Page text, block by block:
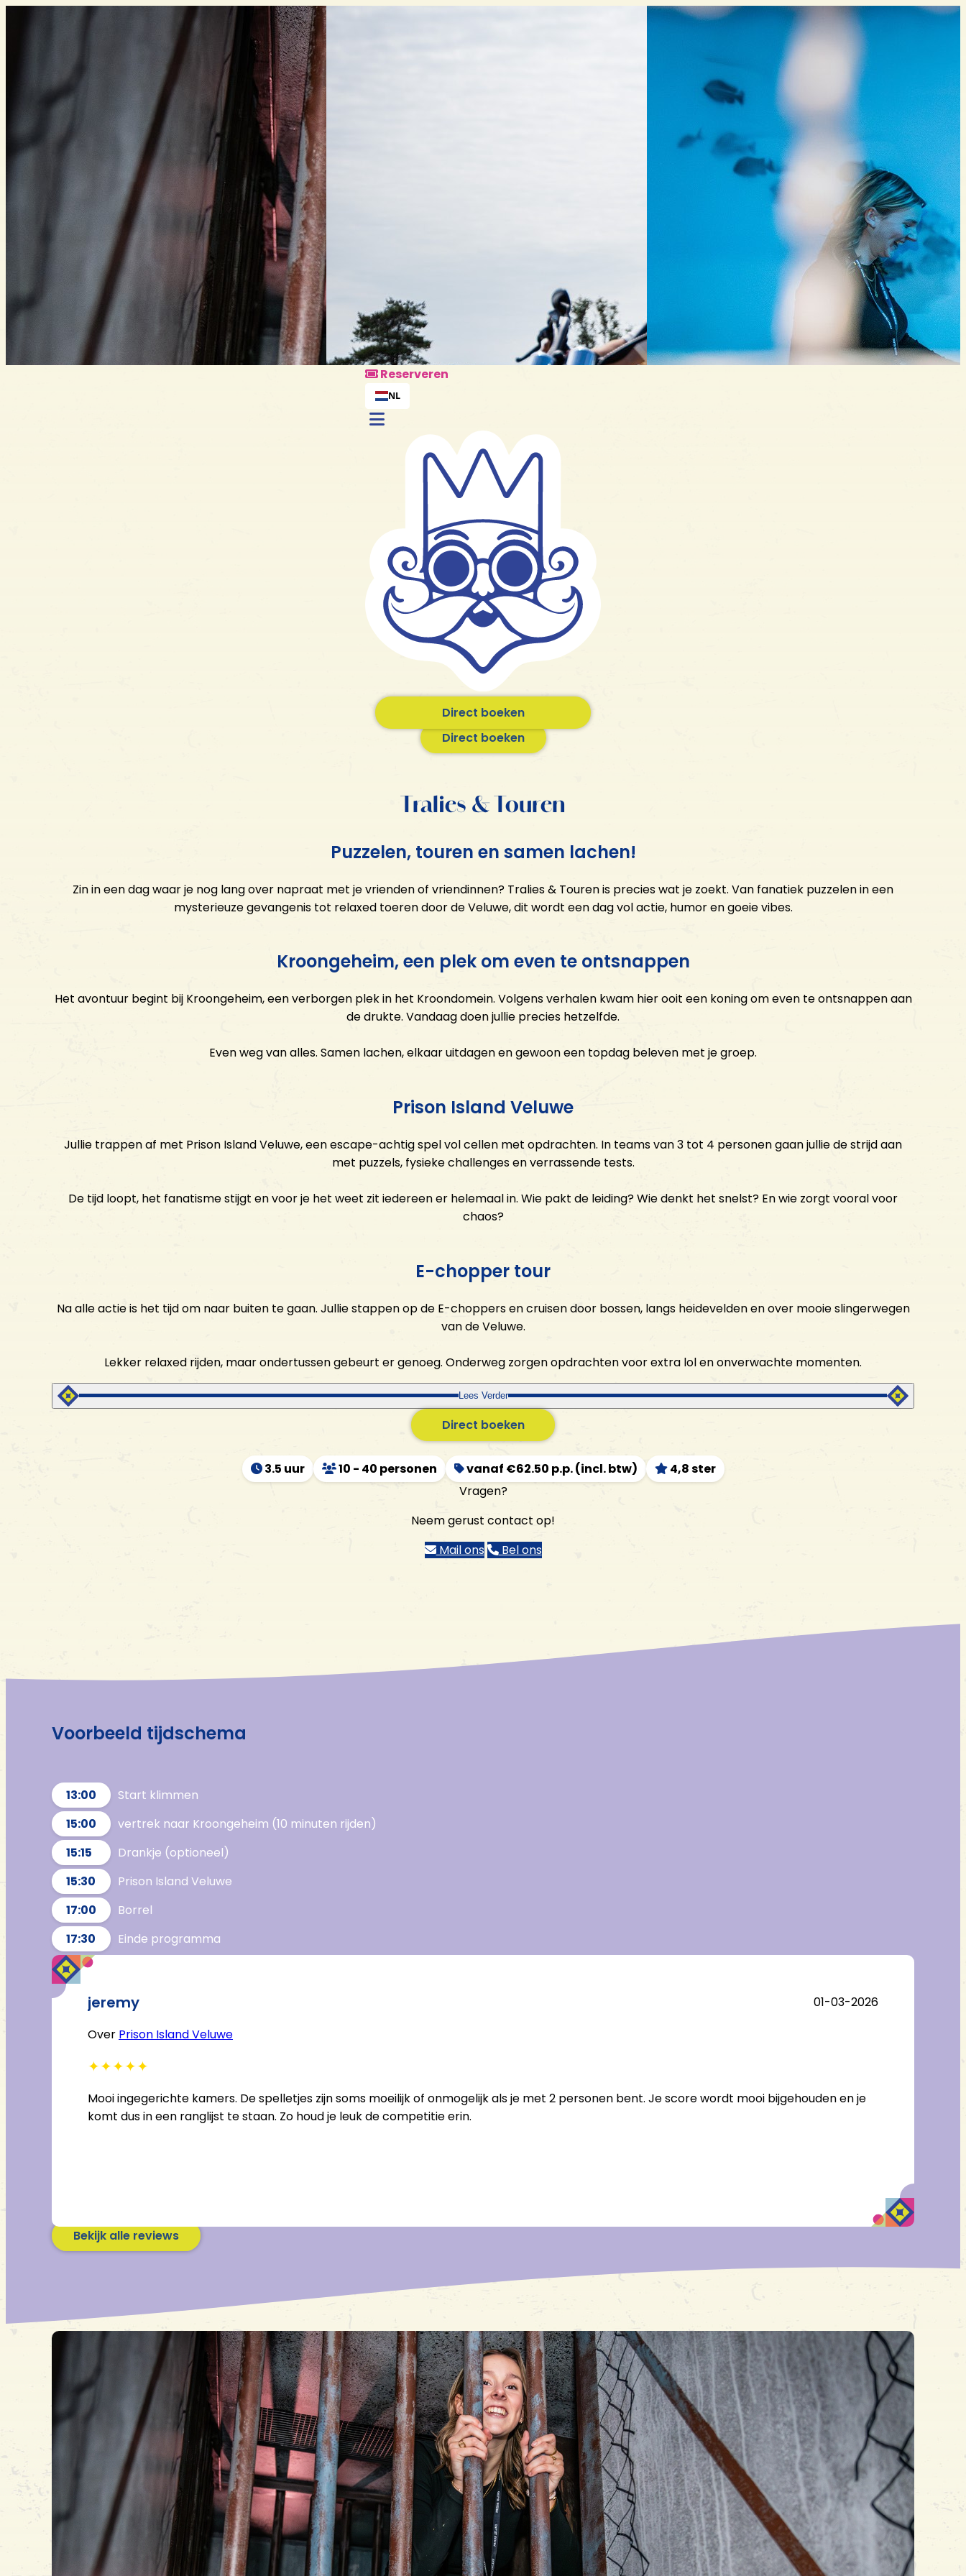
Reserveren
NL
KROONGEHEIM
Activiteiten
Glow Minigolf
MINI Cooper tour
Klootschieten
VOOR WIE?
Familie-uitje
Vrijgezellenfeest voor hem
Vrijgezellenfeest voor haar
Bedrijfsuitje
ACTIVITEITEN
Glow Minigolf
Klootschieten
CONTACT
Neem contact op
Vacatures
Direct boeken
Direct boeken
Tralies & Touren
Puzzelen, touren en samen lachen!
Zin in een dag waar je nog lang over napraat met je vrienden of vriendinnen? Tralies & Touren is precies wat je zoekt. Van fanatiek puzzelen in een
mysterieuze gevangenis tot relaxed toeren door de Veluwe, dit wordt een dag vol actie, humor en goeie vibes.
Kroongeheim, een plek om even te ontsnappen
Het avontuur begint bij Kroongeheim, een verborgen plek in het Kroondomein. Volgens verhalen kwam hier ooit een koning om even te ontsnappen aan
de drukte. Vandaag doen jullie precies hetzelfde.
Even weg van alles. Samen lachen, elkaar uitdagen en gewoon een topdag beleven met je groep.
Prison Island Veluwe
Jullie trappen af met Prison Island Veluwe, een escape-achtig spel vol cellen met opdrachten. In teams van 3 tot 4 personen gaan jullie de strijd aan
met puzzels, fysieke challenges en verrassende tests.
De tijd loopt, het fanatisme stijgt en voor je het weet zit iedereen er helemaal in. Wie pakt de leiding? Wie denkt het snelst? En wie zorgt vooral voor
chaos?
E-chopper tour
Na alle actie is het tijd om naar buiten te gaan. Jullie stappen op de E-choppers en cruisen door bossen, langs heidevelden en over mooie slingerwegen
van de Veluwe.
Lekker relaxed rijden, maar ondertussen gebeurt er genoeg. Onderweg zorgen opdrachten voor extra lol en onverwachte momenten.
Lees Verder
Direct boeken
3.5 uur 10 - 40 personen vanaf €62.50 p.p. (incl. btw)
4,8 ster
Vragen?
Neem gerust contact op!
Mail ons
Bel ons
Voorbeeld tijdschema
13:00
Start klimmen
15:00
vertrek naar Kroongeheim (10 minuten rijden)
15:15
Drankje (optioneel)
15:30
Prison Island Veluwe
17:00
Borrel
17:30
Einde programma
14-04-2025 jeremy
01-03-2026
Over Prison Island Veluwe
✦✦✦✦✦
Mooi ingegerichte kamers. De spelletjes zijn soms moeilijk of onmogelijk als je met 2 personen bent. Je score wordt mooi bijgehouden en je
komt dus in een ranglijst te staan. Zo houd je leuk de competitie erin.
Bekijk alle reviews